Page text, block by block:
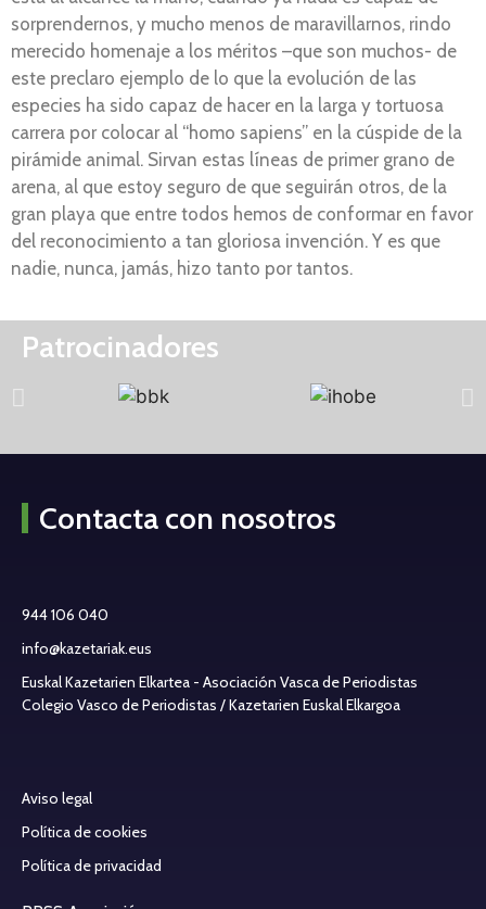
sorprendernos, y mucho menos de maravillarnos, rindo
merecido homenaje a los méritos –que son muchos- de
este preclaro ejemplo de lo que la evolución de las
especies ha sido capaz de hacer en la larga y tortuosa
carrera por colocar al “homo sapiens” en la cúspide de la
pirámide animal. Sirvan estas líneas de primer grano de
arena, al que estoy seguro de que seguirán otros, de la
gran playa que entre todos hemos de conformar en favor
del reconocimiento a tan gloriosa invención. Y es que
nadie, nunca, jamás, hizo tanto por tantos.
Patrocinadores
Contacta con nosotros
944 106 040
info@kazetariak.eus
Euskal Kazetarien Elkartea - Asociación Vasca de Periodistas
Colegio Vasco de Periodistas / Kazetarien Euskal Elkargoa
Aviso legal
Política de cookies
Política de privacidad